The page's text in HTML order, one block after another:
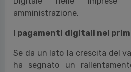
amministrazione.
I pagamenti digitali nel
Se da un lato la crescita del
ha segnato un